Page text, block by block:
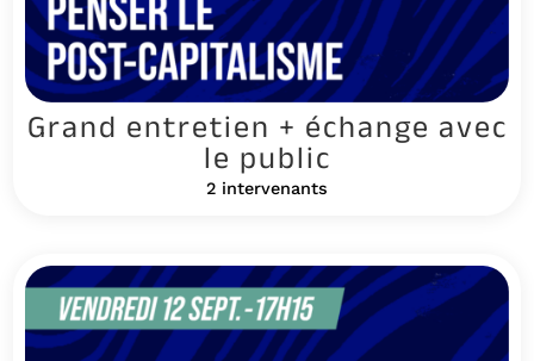
Grand entretien + échange avec
le public
2 intervenants